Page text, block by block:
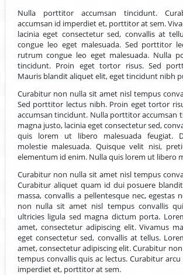
Nulla porttitor accumsan tincidunt.
accumsan id imperdiet et, porttitor at sem.
lacinia eget consectetur sed, convallis at
congue leo eget malesuada. Sed porttitor
rutrum congue leo eget malesuada. Nulla
tincidunt. Proin eget tortor risus. Sed
Mauris blandit aliquet elit, eget tincidunt nibh
Curabitur non nulla sit amet nisl tempus
Sed porttitor lectus nibh. Proin eget tortor
accumsan tincidunt. Nulla porttitor accumsan
magna justo, lacinia eget consectetur sed,
quis lorem ut libero malesuada feugiat.
molestie malesuada. Quisque velit nisi,
elementum id enim. Nulla quis lorem ut libero
Curabitur non nulla sit amet nisl tempus
Curabitur aliquet quam id dui posuere
massa, convallis a pellentesque nec, egestas
non nulla sit amet nisl tempus convallis
ultricies ligula sed magna dictum porta.
amet, consectetur adipiscing elit. Vivamus
eget consectetur sed, convallis at tellus.
amet, consectetur adipiscing elit. Curabitur
tempus convallis quis ac lectus. Curabitur arcu
imperdiet et, porttitor at sem.